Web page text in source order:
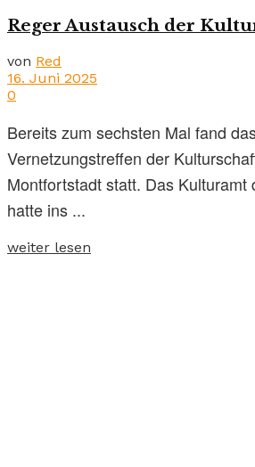
Reger Austausch der
von Red
16. Juni 2025
0
Bereits zum sechsten Mal fand
Vernetzungstreffen der
Montfortstadt statt. Das Kulturamt
hatte ins ...
weiter lesen